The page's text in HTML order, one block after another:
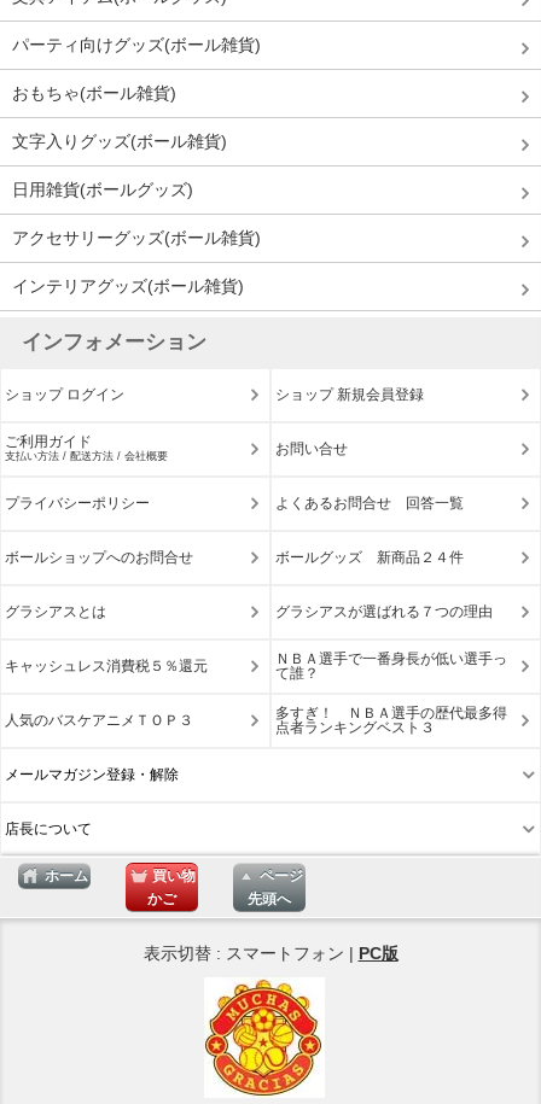
パーティ向けグッズ(ボール雑貨)
おもちゃ(ボール雑貨)
文字入りグッズ(ボール雑貨)
日用雑貨(ボールグッズ)
アクセサリーグッズ(ボール雑貨)
インテリアグッズ(ボール雑貨)
インフォメーション
ショップ ログイン ショップ 新規会員登録
ご利用ガイド
支払い方法 / 配送方法 / 会社概要 お問い合せ
プライバシーポリシー よくあるお問合せ 回答一覧
ボールショップへのお問合せ ボールグッズ 新商品２４件
グラシアスとは グラシアスが選ばれる７つの理由
キャッシュレス消費税５％還元
ＮＢＡ選手で一番身長が低い選手っ
て誰？
人気のバスケアニメＴＯＰ３
多すぎ！ ＮＢＡ選手の歴代最多得
点者ランキングベスト３
メールマガジン登録・解除
店長について
ホーム
買い物
かご
ページ
先頭へ
表示切替 : スマートフォン | PC版